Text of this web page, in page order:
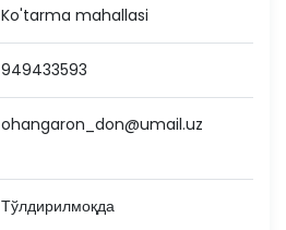
Ko'tarma mahallasi
949433593
ohangaron_don@umail.uz
Тўлдирилмоқда